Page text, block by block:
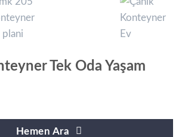
Tek Oda Yaşam
Hemen Ara